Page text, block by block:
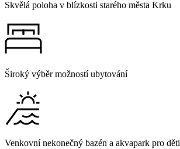
Skvělá poloha v blízkosti starého města Krku
Široký výběr možností ubytování
Venkovní nekonečný bazén a akvapark pro děti